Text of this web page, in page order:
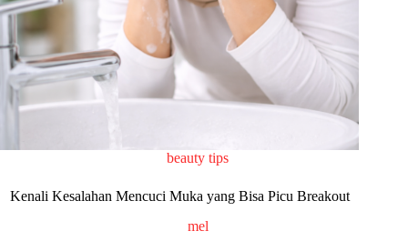
beauty tips
Kenali Kesalahan Mencuci Muka yang Bisa Picu Breakout
mel